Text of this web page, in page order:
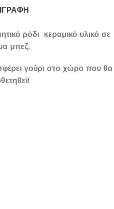
ρόδι κεραμικό υλικό σε
μπεζ.
γούρι στο χώρο που θα